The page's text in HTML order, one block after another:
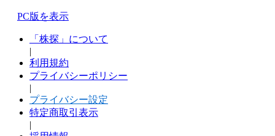
PC版を表示
「株探」について
|
利用規約
プライバシーポリシー
|
プライバシー設定
特定商取引表示
|